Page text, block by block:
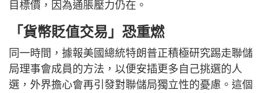
目標價，因為通脹壓力仍在。
「貨幣貶值交易」恐重燃
同一時間，據報美國總統特朗普正積極研究踢走聯儲
局理事會成員的方法，以便安插更多自己挑選的人
選，外界擔心會再引發對聯儲局獨立性的憂慮。這個